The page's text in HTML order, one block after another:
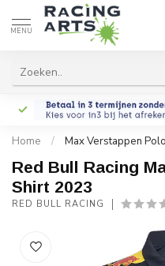
MENU
Home / Max Verstappen
Red Bull Racing
Shirt 2023
RED BULL RACING